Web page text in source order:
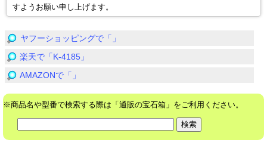
すようお願い申し上げます。
ヤフーショッピングで「」
楽天で「K-4185」
AMAZONで「」
※商品名や型番で検索する際は「通販の宝石箱」をご利用ください。